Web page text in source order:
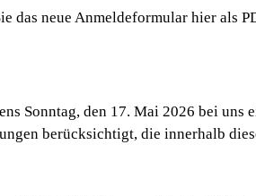
das neue Anmeldeformular hier als
Sonntag, den 17. Mai 2026 bei uns
berücksichtigt, die innerhalb